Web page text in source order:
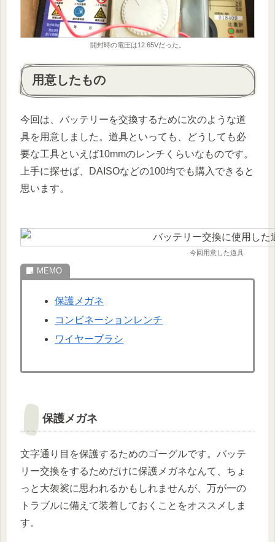
開封時の電圧は12.65Vだった。
用意したもの
今回は、バッテリーを交換するために次のような道
具を用意しました。道具といっても、どうしても必
要な工具といえば10mmのレンチくらいなものです。
上手に探せば、DAISOなどの100均でも購入できると
思います。
今回用意した道具
保護メガネ
コンビネーションレンチ
ワイヤーブラシ
保護メガネ
文字通り目を保護するためのゴーグルです。バッテ
リー交換をするためだけに保護メガネなんて、ちょ
っと大袈裟に思われるかもしれませんが、万が一の
トラブルに備えて装着しておくことをオススメしま
す。